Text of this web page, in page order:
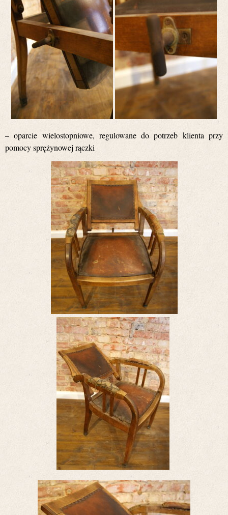
– oparcie wielostopniowe, regulowane do potrzeb klienta przy
pomocy sprężynowej rączki